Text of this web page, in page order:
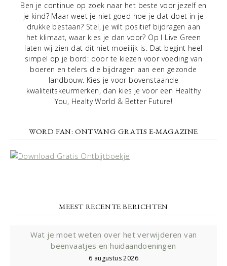
Ben je continue op zoek naar het beste voor jezelf en
je kind? Maar weet je niet goed hoe je dat doet in je
drukke bestaan? Stel, je wilt positief bijdragen aan
het klimaat, waar kies je dan voor? Op I Live Green
laten wij zien dat dit niet moeilijk is. Dat begint heel
simpel op je bord: door te kiezen voor voeding van
boeren en telers die bijdragen aan een gezonde
landbouw. Kies je voor bovenstaande
kwaliteitskeurmerken, dan kies je voor een Healthy
You, Healty World & Better Future!
WORD FAN: ONTVANG GRATIS E-MAGAZINE
MEEST RECENTE BERICHTEN
Wat je moet weten over het verwijderen van
beenvaatjes en huidaandoeningen
6 augustus 2026